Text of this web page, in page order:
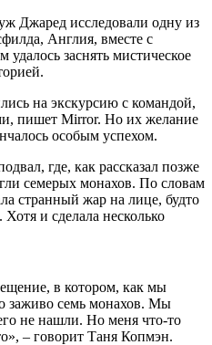
Джаред исследовали одну из
Англия, вместе с
заснять мистическое
на экскурсию с командой,
пишет Mirror. Но их желание
особым успехом.
где, как рассказал позже
семерых монахов. По словам
странный жар на лице, будто
и сделала несколько
в котором, как мы
заживо семь монахов. Мы
не нашли. Но меня что-то
– говорит Таня Копмэн.